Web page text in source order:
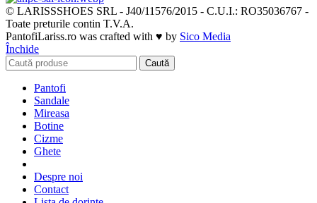
© LARISSSHOES SRL - J40/11576/2015 - C.U.I.: RO35036767 -
Toate preturile contin T.V.A.
PantofiLariss.ro was crafted with ♥ by Sico Media
Închide
Caută
Pantofi
Sandale
Mireasa
Botine
Cizme
Ghete
Despre noi
Contact